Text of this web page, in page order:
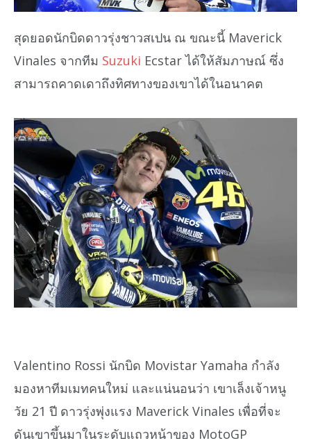
สุดยอดนักบิดดาวรุ่งชาวสเปน ณ ขณะนี้ Maverick
Vinales จากทีม Suzuki Ecstar ได้ให้สัมภาษณ์ ซึ่ง
สามารถคาดเดาถึงทิศทางของเขาได้ในอนาคต
Valentino Rossi นักบิด Movistar Yamaha กำลัง
มองหาทีมเมทคนใหม่ และแน่นอนว่า เขาเล็งเจ้าหนู
วัย 21 ปี ดาวรุ่งพุ่งแรง Maverick Vinales เพื่อที่จะ
ดันเขาขึ้นมาในระดับแถวหน้าของ MotoGP